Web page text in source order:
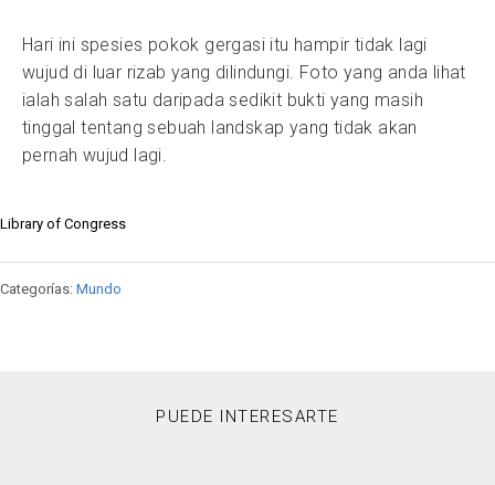
Hari ini spesies pokok gergasi itu hampir tidak lagi
wujud di luar rizab yang dilindungi. Foto yang anda lihat
ialah salah satu daripada sedikit bukti yang masih
tinggal tentang sebuah landskap yang tidak akan
pernah wujud lagi.
Library of Congress
Categorías: Mundo
PUEDE INTERESARTE